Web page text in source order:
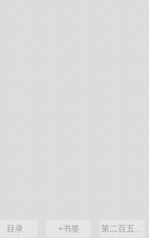
目录 +书签 第二百五十